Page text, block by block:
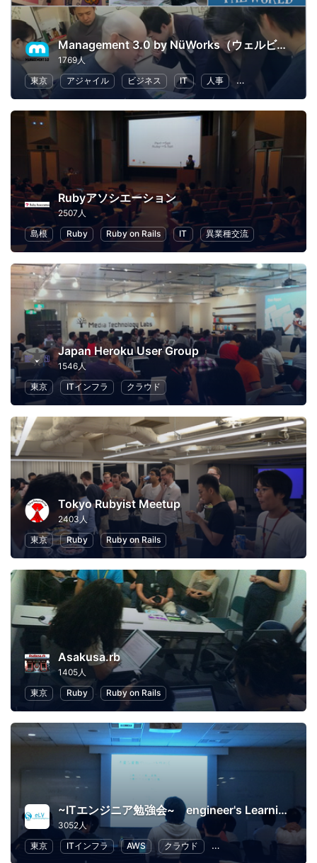
Management 3.0 by NüWorks（ウェルビーイング・リーダーシップ）
1769人
東京
アジャイル ビジネス IT 人事 リーダーシップ
Rubyアソシエーション
2507人
島根
Ruby Ruby on Rails IT 異業種交流
Japan Heroku User Group
1546人
東京
ITインフラ クラウド
Tokyo Rubyist Meetup
2403人
東京
Ruby Ruby on Rails
Asakusa.rb
1405人
東京
Ruby Ruby on Rails
~ITエンジニア勉強会~ engineer's Learning･Vesper
3052人
東京
ITインフラ AWS クラウド プログラミング Swift